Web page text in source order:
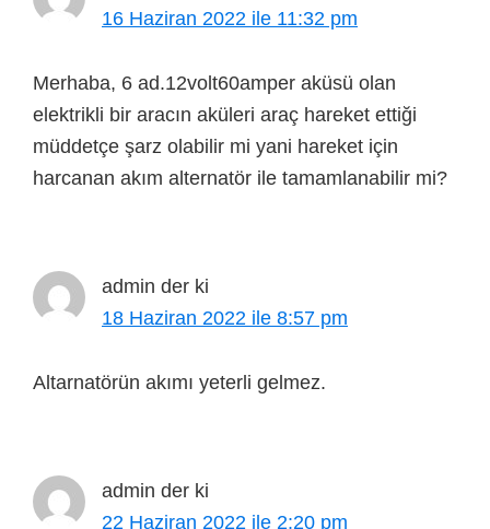
16 Haziran 2022 ile 11:32 pm
Merhaba, 6 ad.12volt60amper aküsü olan
elektrikli bir aracın aküleri araç hareket ettiği
müddetçe şarz olabilir mi yani hareket için
harcanan akım alternatör ile tamamlanabilir mi?
admin der ki
18 Haziran 2022 ile 8:57 pm
Altarnatörün akımı yeterli gelmez.
admin der ki
22 Haziran 2022 ile 2:20 pm